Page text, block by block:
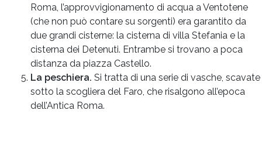
Roma, l’approvvigionamento di acqua a Ventotene
(che non può contare su sorgenti) era garantito da
due grandi cisterne: la cisterna di villa Stefania e la
cisterna dei Detenuti. Entrambe si trovano a poca
distanza da piazza Castello.
La peschiera. Si tratta di una serie di vasche, scavate
sotto la scogliera del Faro, che risalgono all’epoca
dell’Antica Roma.